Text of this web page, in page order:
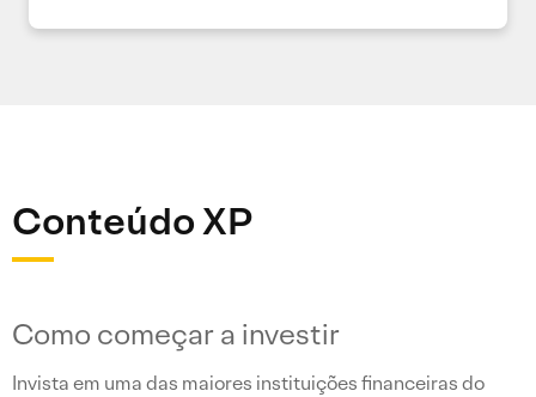
Conteúdo XP
Como começar a investir
Invista em uma das maiores instituições financeiras do